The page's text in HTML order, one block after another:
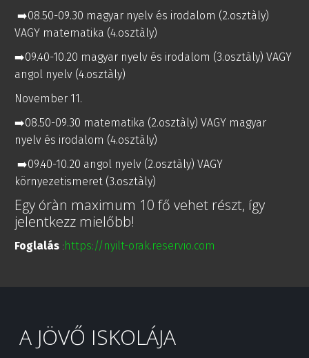
➡️08.50-09.30 magyar nyelv és irodalom (2.osztàly)
VAGY matematika (4.osztàly)
➡️09.40-10.20 magyar nyelv és irodalom (3.osztàly) VAGY
angol nyelv (4.osztàly)
November 11.
➡️08.50-09.30 matematika (2.osztàly) VAGY magyar
nyelv és irodalom (4.osztàly)
➡️09.40-10.20 angol nyelv (2.osztàly) VAGY
környezetismeret (3.osztàly)
Egy óràn maximum 10 fő vehet részt, így
jelentkezz mielőbb!
Foglalás :https://nyilt-orak.reservio.com
A JÖVŐ ISKOLÁJA